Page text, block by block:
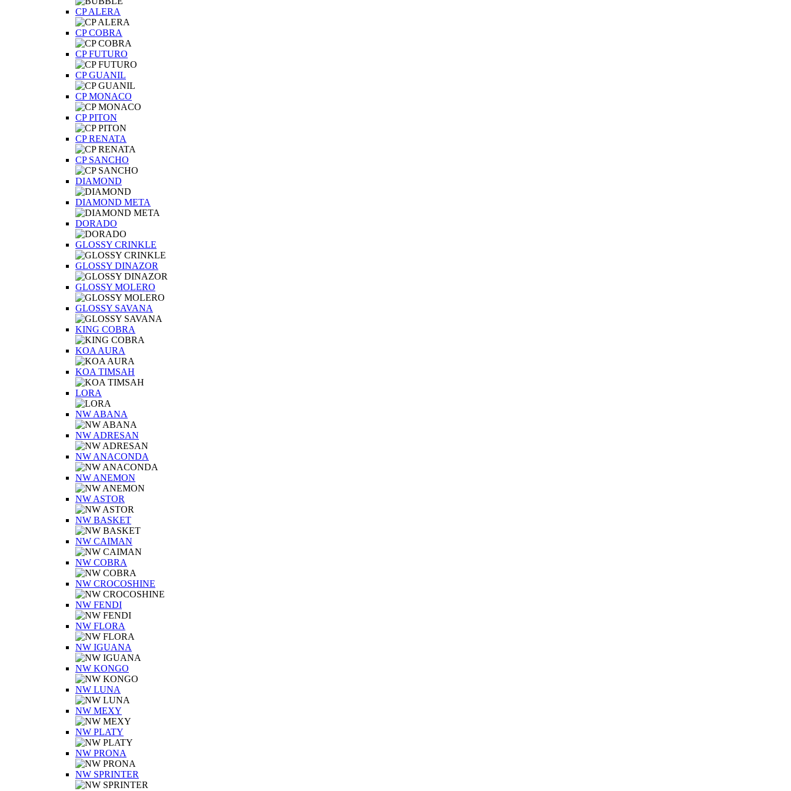
CP ALERA
CP COBRA
CP FUTURO
CP GUANIL
CP MONACO
CP PITON
CP RENATA
CP SANCHO
DIAMOND
DIAMOND META
DORADO
GLOSSY CRINKLE
GLOSSY DINAZOR
GLOSSY MOLERO
GLOSSY SAVANA
KING COBRA
KOA AURA
KOA TIMSAH
LORA
NW ABANA
NW ADRESAN
NW ANACONDA
NW ANEMON
NW ASTOR
NW BASKET
NW CAIMAN
NW COBRA
NW CROCOSHINE
NW FENDI
NW FLORA
NW IGUANA
NW KONGO
NW LUNA
NW MEXY
NW PLATY
NW PRONA
NW SPRINTER